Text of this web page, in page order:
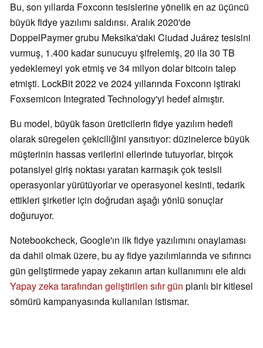
Bu, son yıllarda Foxconn tesislerine yönelik en az üçüncü
büyük fidye yazılımı saldırısı. Aralık 2020'de
DoppelPaymer grubu Meksika'daki Ciudad Juárez tesisini
vurmuş, 1.400 kadar sunucuyu şifrelemiş, 20 ila 30 TB
yedeklemeyi yok etmiş ve 34 milyon dolar bitcoin talep
etmişti. LockBit 2022 ve 2024 yıllarında Foxconn iştiraki
Foxsemicon Integrated Technology'yi hedef almıştır.
Bu model, büyük fason üreticilerin fidye yazılım hedefi
olarak süregelen çekiciliğini yansıtıyor: düzinelerce büyük
müşterinin hassas verilerini ellerinde tutuyorlar, birçok
potansiyel giriş noktası yaratan karmaşık çok tesisli
operasyonlar yürütüyorlar ve operasyonel kesinti, tedarik
ettikleri şirketler için doğrudan aşağı yönlü sonuçlar
doğuruyor.
Notebookcheck, Google'ın ilk fidye yazılımını onaylaması
da dahil olmak üzere, bu ay fidye yazılımlarında ve sıfırıncı
gün geliştirmede yapay zekanın artan kullanımını ele aldı
Yapay zeka tarafından geliştirilen sıfır gün planlı bir kitlesel
sömürü kampanyasında kullanılan istismar.